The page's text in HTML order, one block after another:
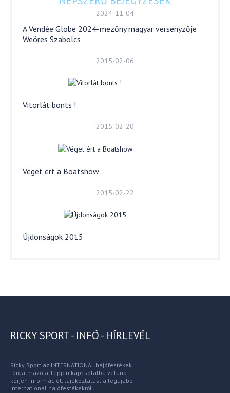
2024-11-04
A Vendée Globe 2024-mezőny magyar versenyzője
Weöres Szabolcs
2015-02-06
Vitorlát bonts !
2015-02-20
Véget ért a Boatshow
2015-02-22
Újdonságok 2015
RICKY SPORT - INFÓ - HÍRLEVÉL
Ricky Sport az INTERNATIONAL hajófestékek
forgalmazója. Lépjen kapcsolatba velünk -
kérjen információt, tájékoztatást a legújabb
International hajófestékekről.